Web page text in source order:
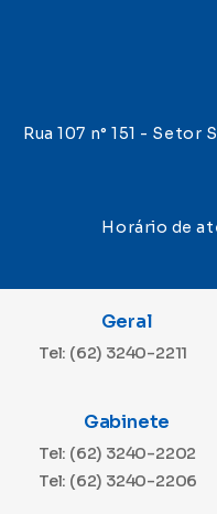
Rua 107 n° 151 -
Horário de
Geral
Tel: (62) 3240-2211
Gabinete
Tel: (62) 3240-2202
Tel: (62) 3240-2206